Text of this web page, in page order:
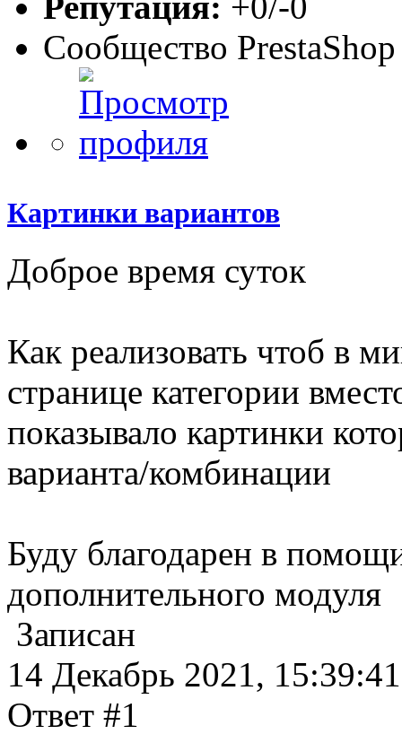
Сообщество PrestaShop
Картинки вариантов
Доброе время суток
Как реализовать чтоб в
странице категории
показывало картинки
варианта/комбинации
Буду благодарен в
дополнительного модуля
Записан
14 Декабрь 2021, 15:39:41
Ответ #1